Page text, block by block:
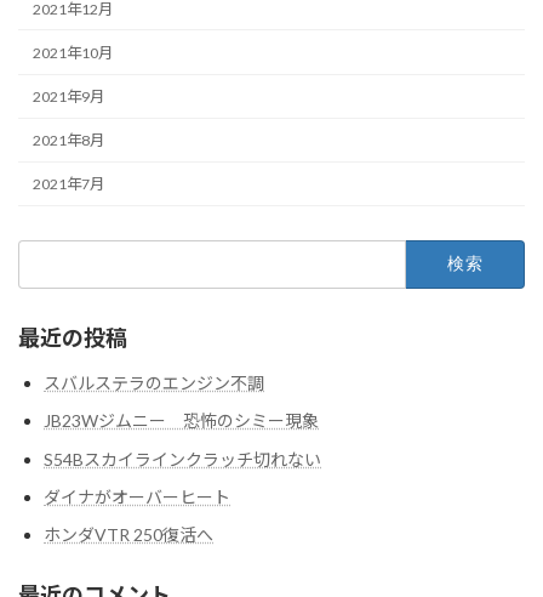
2021年12月
2021年10月
2021年9月
2021年8月
2021年7月
最近の投稿
スバルステラのエンジン不調
JB23Wジムニー 恐怖のシミー現象
S54Bスカイラインクラッチ切れない
ダイナがオーバーヒート
ホンダVTR 250復活へ